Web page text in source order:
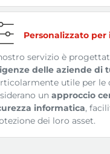
Personalizzato per
servizio è
delle aziende di
utile per le
un approccio
informatica,
dei loro asset.